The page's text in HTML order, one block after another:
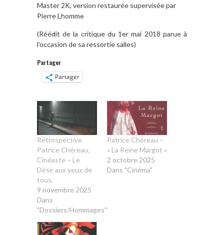
Master 2K, version restaurée supervisée par
Pierre Lhomme
(Réédit de la critique du 1er mai 2018 parue à
l’occasion de sa ressortie salles)
Partager
Partager
Rétrospective
Patrice Chéreau,
Cinéaste – Le
Désir aux yeux de
tous.
9 novembre 2025
Dans
"Dossiers/Hommages"
Patrice Chéreau –
« La Reine Margot »
2 octobre 2025
Dans "Cinéma"